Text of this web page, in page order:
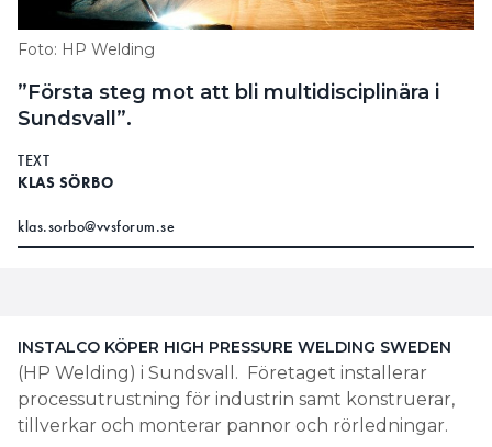
Foto: HP Welding
”Första steg mot att bli multidisciplinära i
Sundsvall”.
TEXT
KLAS SÖRBO
klas.sorbo@vvsforum.se
INSTALCO KÖPER HIGH PRESSURE WELDING SWEDEN
(HP Welding) i Sundsvall. Företaget installerar
processutrustning för industrin samt konstruerar,
tillverkar och monterar pannor och rörledningar.